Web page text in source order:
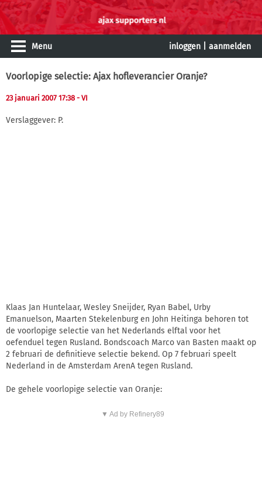
Menu inloggen aanmelden
Voorlopige selectie: Ajax hofleverancier Oranje?
23 januari 2007 17:38 - VI
Verslaggever: P.
Klaas Jan Huntelaar, Wesley Sneijder, Ryan Babel, Urby
Emanuelson, Maarten Stekelenburg en John Heitinga behoren tot
de voorlopige selectie van het Nederlands elftal voor het
oefenduel tegen Rusland. Bondscoach Marco van Basten maakt op
2 februari de definitieve selectie bekend. Op 7 februari speelt
Nederland in de Amsterdam ArenA tegen Rusland.
De gehele voorlopige selectie van Oranje:
▼ Ad by Refinery89